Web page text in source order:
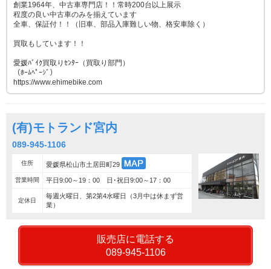
創業1964年、中古車専門店！！常時200台以上展示
程度の良い中古車のみを揃えています
全車、保証付！！（旧車、部品入庫難しい物、格安車除く）
買取もしています！！
愛媛ﾊﾞｲｸ買取りｾﾝﾀｰ（買取り部門）
（ﾎｰﾑﾍﾟｰｼﾞ）
https://www.ehimebike.com
(有)モトランド宮内
089-945-1106
住所 愛媛県松山市土居田町29
営業時間 平日9:00～19：00 日･祝日9:00～17：00
定休日
毎週火曜日、第2第4水曜日（3月中は休まず営
業）
販売店に電話する
089-945-1106